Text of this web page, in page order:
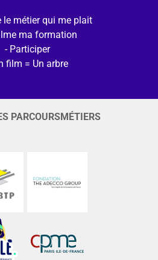
le métier qui me plait
ma formation
Participer
film = Un arbre
PARCOURSMÉTIERS